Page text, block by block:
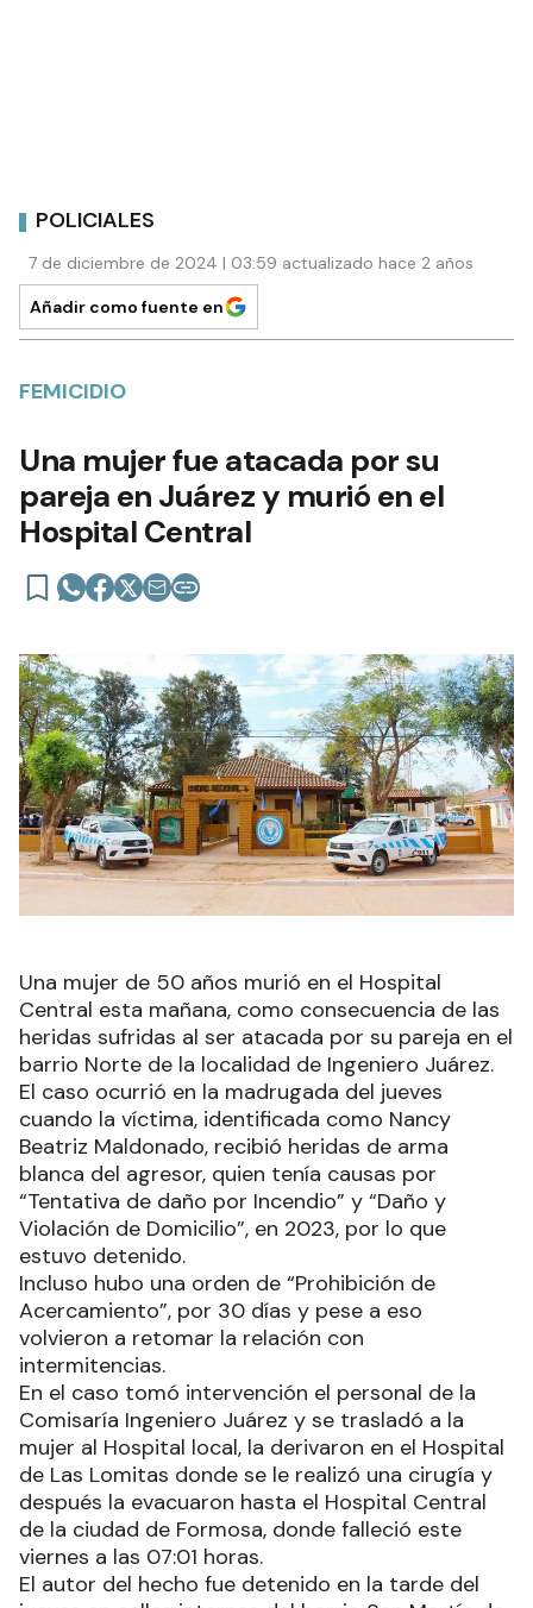
POLICIALES
7 de diciembre de 2024 | 03:59 actualizado hace 2 años
Añadir como fuente en
FEMICIDIO
Una mujer fue atacada por su
pareja en Juárez y murió en el
Hospital Central
Una mujer de 50 años murió en el Hospital
Central esta mañana, como consecuencia de las
heridas sufridas al ser atacada por su pareja en el
barrio Norte de la localidad de Ingeniero Juárez.
El caso ocurrió en la madrugada del jueves
cuando la víctima, identificada como Nancy
Beatriz Maldonado, recibió heridas de arma
blanca del agresor, quien tenía causas por
“Tentativa de daño por Incendio” y “Daño y
Violación de Domicilio”, en 2023, por lo que
estuvo detenido.
Incluso hubo una orden de “Prohibición de
Acercamiento”, por 30 días y pese a eso
volvieron a retomar la relación con
intermitencias.
En el caso tomó intervención el personal de la
Comisaría Ingeniero Juárez y se trasladó a la
mujer al Hospital local, la derivaron en el Hospital
de Las Lomitas donde se le realizó una cirugía y
después la evacuaron hasta el Hospital Central
de la ciudad de Formosa, donde falleció este
viernes a las 07:01 horas.
El autor del hecho fue detenido en la tarde del